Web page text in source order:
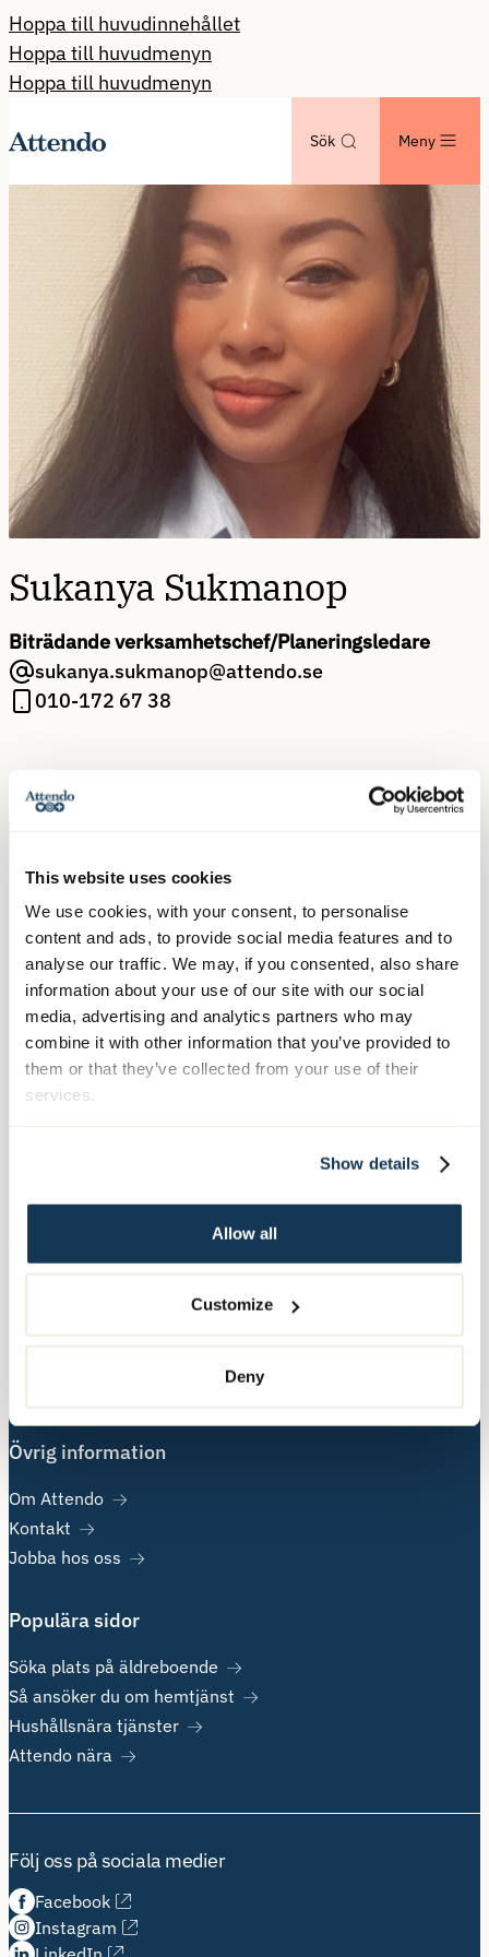
This website uses cookies
We use cookies, with your consent, to personalise
content and ads, to provide social media features and to
analyse our traffic. We may, if you consented, also share
information about your use of our site with our social
media, advertising and analytics partners who may
combine it with other information that you’ve provided to
them or that they’ve collected from your use of their
services.
Show details
Allow all
Customize
Deny
Hoppa till huvudinnehållet
Hoppa till huvudmenyn
Hoppa till huvudmenyn
Sök Meny
Sukanya Sukmanop
Biträdande verksamhetschef/Planeringsledare
sukanya.sukmanop@attendo.se
010-172 67 38
Kontakta oss
Telefon:010-140 10 70
Besöksadress:
Hälsingegatan 49
113 31 Stockholm
Hemtjänst
Övrig information
Om Attendo
Kontakt
Jobba hos oss
Populära sidor
Söka plats på äldreboende
Så ansöker du om hemtjänst
Hushållsnära tjänster
Attendo nära
Följ oss på sociala medier
Facebook
Instagram